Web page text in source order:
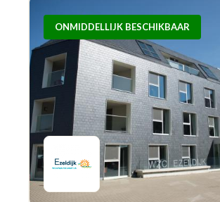
ONMIDDELLIJK BESCHIKBAAR